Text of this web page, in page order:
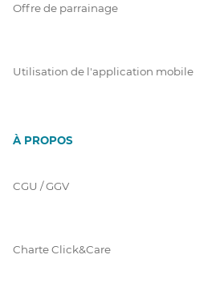
Offre de parrainage
Utilisation de l'application mobile
À PROPOS
CGU / GGV
Charte Click&Care